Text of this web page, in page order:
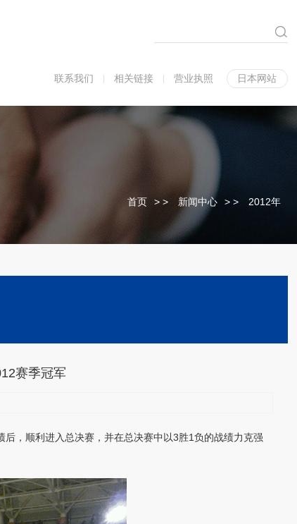
联系我们 相关链接 营业执照 日本网站
首页 > 新闻中心 > 2012年
赛季冠军
，顺利进入总决赛，并在总决赛中以3胜1负的战绩力克强